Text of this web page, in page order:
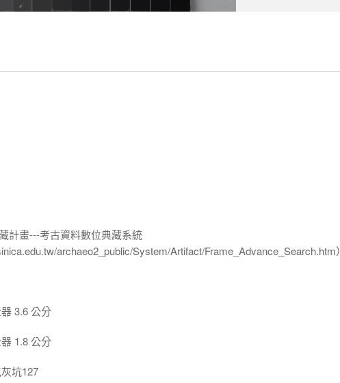
計畫---考古資料數位典藏系統
archaeo2_public/System/Artifact/Frame_Advance_Search.htm）
3.6 公分
1.8 公分
坑127